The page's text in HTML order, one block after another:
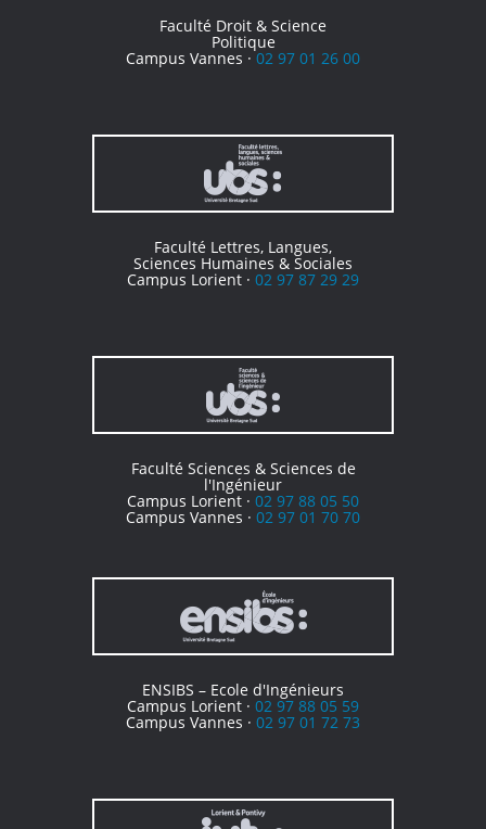
Faculté Droit & Science
Politique
Campus Vannes ·02 97 01 26 00
Faculté Lettres, Langues,
Sciences Humaines & Sociales
Campus Lorient · 02 97 87 29 29
Faculté Sciences & Sciences de
l'Ingénieur
Campus Lorient · 02 97 88 05 50
Campus Vannes · 02 97 01 70 70
ENSIBS – Ecole d'Ingénieurs
Campus Lorient · 02 97 88 05 59
Campus Vannes · 02 97 01 72 73